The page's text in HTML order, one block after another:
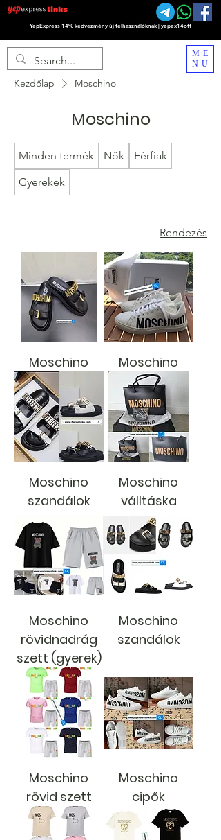
YepExpress 14% kedvezmény új felhasználóknak | yepex14off
ME
NU
Kezdőlap Moschino
Moschino
Minden termék Nők
Férfiak
Gyerekek
Rendezés
Moschino Moschino
Moschino
szandálok
Moschino
válltáska
Moschino
rövidnadrág
szett (gyerek)
Moschino
szandálok
Moschino
rövid szett
Moschino
cipők